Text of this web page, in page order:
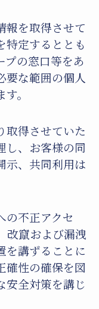
報を取得させて
特定するととも
プの窓口等をあ
要な範囲の個人
。
取得させていた
し、お客様の同
示、共同利用は
の不正アクセ
改竄および漏洩
を講ずることに
確性の確保を図
安全対策を講じ